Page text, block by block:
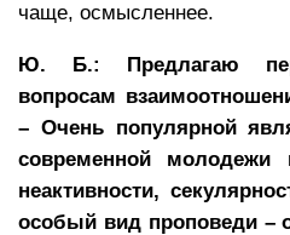
чаще, осмысленнее.
Ю. Б.: Предлагаю
вопросам
– Очень популярной
современной молодежи
неактивности,
особый вид проповеди –